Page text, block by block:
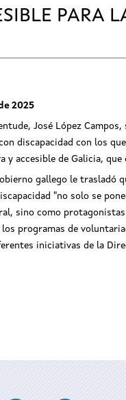
PARA
2025
José López
discapacidad con los
y accesible de Galicia,
gallego le trasladó
"no solo se
sino como
programas de
iniciativas de la